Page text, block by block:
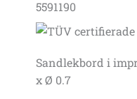
5591190
Sandlekbord i
x Ø 0.7
palisade
sandpits